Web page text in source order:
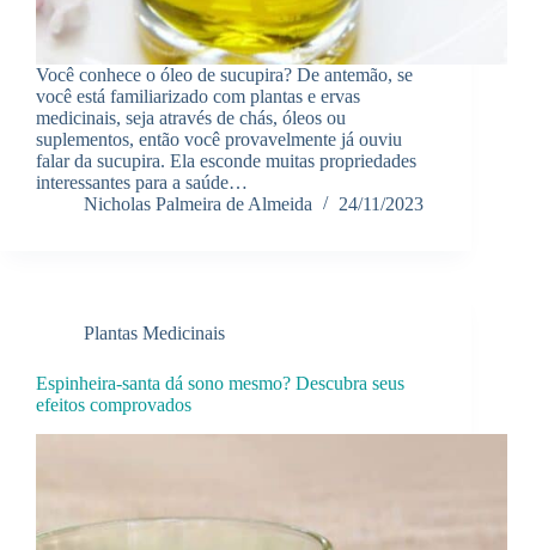
Você conhece o óleo de sucupira? De antemão, se
você está familiarizado com plantas e ervas
medicinais, seja através de chás, óleos ou
suplementos, então você provavelmente já ouviu
falar da sucupira. Ela esconde muitas propriedades
interessantes para a saúde…
Nicholas Palmeira de Almeida
24/11/2023
Plantas Medicinais
Espinheira-santa dá sono mesmo? Descubra seus
efeitos comprovados